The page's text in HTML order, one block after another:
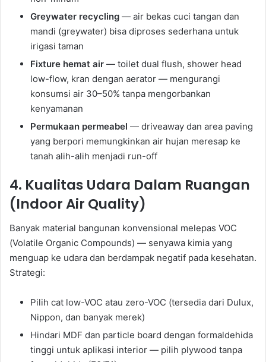
Greywater recycling — air bekas cuci tangan dan
mandi (greywater) bisa diproses sederhana untuk
irigasi taman
Fixture hemat air — toilet dual flush, shower head
low-flow, kran dengan aerator — mengurangi
konsumsi air 30–50% tanpa mengorbankan
kenyamanan
Permukaan permeabel — driveaway dan area paving
yang berpori memungkinkan air hujan meresap ke
tanah alih-alih menjadi run-off
4. Kualitas Udara Dalam Ruangan
(Indoor Air Quality)
Banyak material bangunan konvensional melepas VOC
(Volatile Organic Compounds) — senyawa kimia yang
menguap ke udara dan berdampak negatif pada kesehatan.
Strategi:
Pilih cat low-VOC atau zero-VOC (tersedia dari Dulux,
Nippon, dan banyak merek)
Hindari MDF dan particle board dengan formaldehida
tinggi untuk aplikasi interior — pilih plywood tanpa